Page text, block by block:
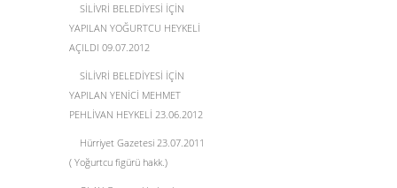
SİLİVRİ BELEDİYESİ İÇİN
YAPILAN YOĞURTCU HEYKELİ
AÇILDI 09.07.2012
SİLİVRİ BELEDİYESİ İÇİN
YAPILAN YENİCİ MEHMET
PEHLİVAN HEYKELİ 23.06.2012
Hürriyet Gazetesi 23.07.2011
( Yoğurtcu figürü hakk.)